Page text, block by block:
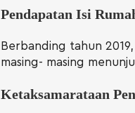
Pendapatan Isi
Berbanding tahun
masing- masing
Ketaksamarataan